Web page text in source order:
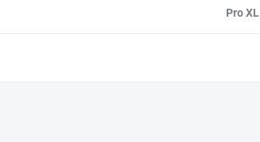
Pro XL